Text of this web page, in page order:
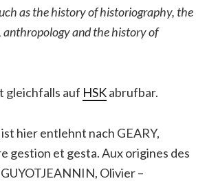
as the history of historiography, the
anthropology and the history of
gleichfalls auf HSKabrufbar.
hier entlehnt nach GEARY,
gestion et gesta. Aux origines des
Olivier –